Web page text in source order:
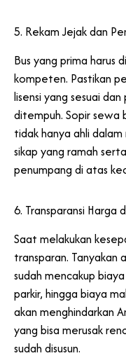
5. Rekam Jejak dan
Bus yang prima harus
kompeten. Pastikan
lisensi yang sesuai
ditempuh. Sopir sewa
tidak hanya ahli
sikap yang ramah
penumpang di atas
6. Transparansi Harga
Saat melakukan
transparan. Tanyakan
sudah mencakup
parkir, hingga biaya
akan menghindarkan
yang bisa merusak
sudah disusun.